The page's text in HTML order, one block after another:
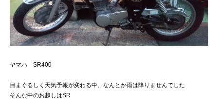
ヤマハ SR400
目まぐるしく天気予報が変わる中、なんとか雨は降りませんでした
そんな中のお越しはSR